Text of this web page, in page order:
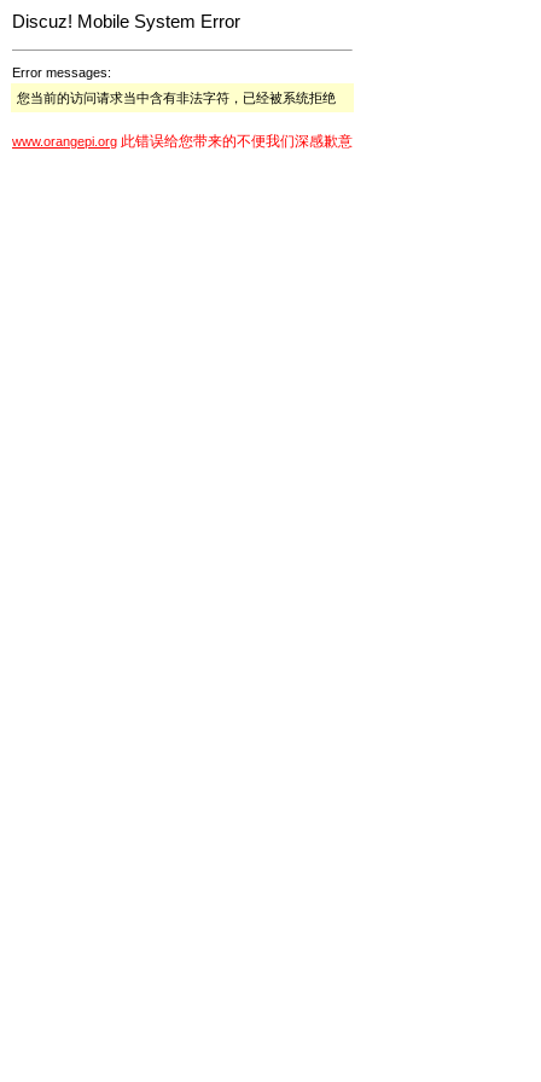
Discuz! Mobile System Error
Error messages:
您当前的访问请求当中含有非法字符，已经被系统拒绝
www.orangepi.org 此错误给您带来的不便我们深感歉意